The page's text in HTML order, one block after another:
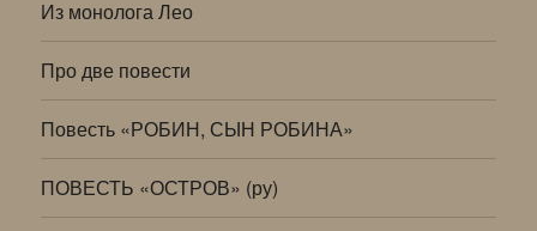
Из монолога Лео
Про две повести
Повесть «РОБИН, СЫН РОБИНА»
ПОВЕСТЬ «ОСТРОВ» (ру)